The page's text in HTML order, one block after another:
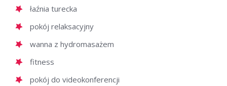
łaźnia turecka
pokój relaksacyjny
wanna z hydromasażem
fitness
pokój do videokonferencji